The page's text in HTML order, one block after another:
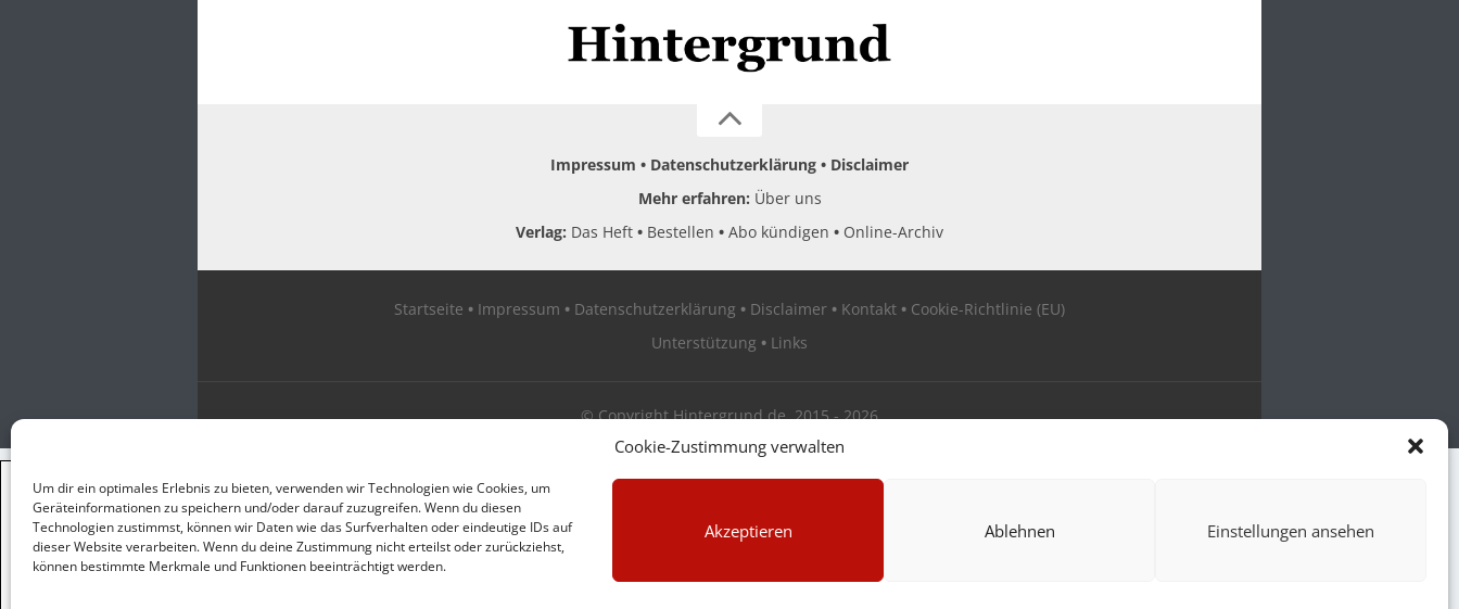
Cookie-Zustimmung verwalten
Um dir ein optimales Erlebnis zu bieten, verwenden wir Technologien wie Cookies, um
Geräteinformationen zu speichern und/oder darauf zuzugreifen. Wenn du diesen
Technologien zustimmst, können wir Daten wie das Surfverhalten oder eindeutige IDs auf
dieser Website verarbeiten. Wenn du deine Zustimmung nicht erteilst oder zurückziehst,
können bestimmte Merkmale und Funktionen beeinträchtigt werden.
Akzeptieren Ablehnen Einstellungen ansehen
Impressum Datenschutzerklärung
Disclaimer
Mehr erfahren: Über uns
Verlag: Das Heft Bestellen Abo kündigen Online-Archiv
Startseite Impressum Datenschutzerklärung Disclaimer Kontakt
Cookie-Richtlinie (EU)
Unterstützung
Links
© Copyright Hintergrund.de, 2015 - 2026
Zum Newsletter jetzt kostenlos anmelden
E-Mail
GUTER JOURNALISMUS
KOSTET GELD
×